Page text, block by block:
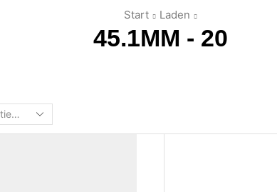
Start Laden
45.1MM - 20